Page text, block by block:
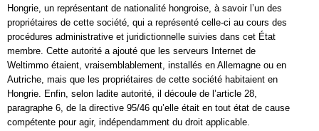
Hongrie, un représentant de nationalité hongroise, à savoir l’un des
propriétaires de cette société, qui a représenté celle-ci au cours des
procédures administrative et juridictionnelle suivies dans cet État
membre. Cette autorité a ajouté que les serveurs Internet de
Weltimmo étaient, vraisemblablement, installés en Allemagne ou en
Autriche, mais que les propriétaires de cette société habitaient en
Hongrie. Enfin, selon ladite autorité, il découle de l’article 28,
paragraphe 6, de la directive 95/46 qu’elle était en tout état de cause
compétente pour agir, indépendamment du droit applicable.